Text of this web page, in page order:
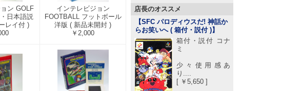
ン GOLF
日本語説
レイ付 )
インテレビジョン
FOOTBALL フットボール
洋版 ( 新品未開封 )
￥2,000
店長のオススメ
【SFC パロディウスだ! 神話か
らお笑いへ ( 箱付・説付 )】
箱付・説付 コナ
ミ
少々使用感あ
り....
[ ￥5,650 ]